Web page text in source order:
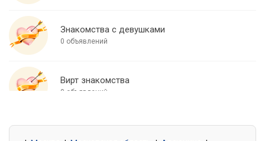
Знакомства с девушками
0 объявлений
Вирт знакомства
0 объявлений